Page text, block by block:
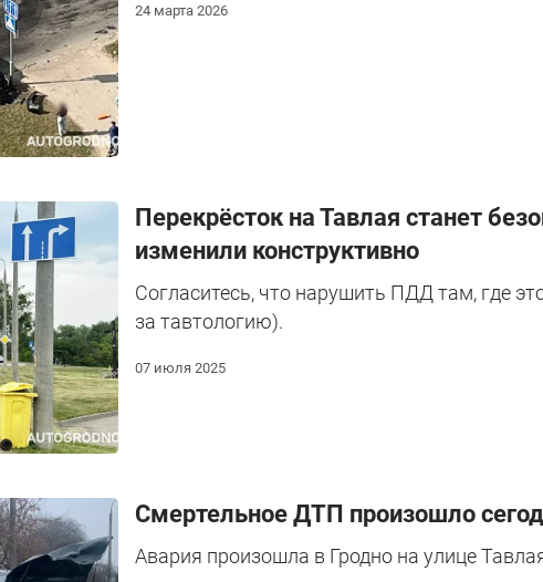
24 марта 2026
Перекрёсток на Тавлая станет
изменили конструктивно
Согласитесь, что нарушить ПДД там, где
за тавтологию).
07 июля 2025
Смертельное ДТП произошло
Авария произошла в Гродно на улице